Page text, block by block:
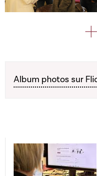
Open image in gallery
Album photos sur